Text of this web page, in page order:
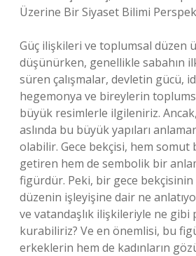
Üzerine Bir Siyaset Bilimi
Güç ilişkileri ve toplumsal düzen
düşünürken, genellikle sabahın
süren çalışmalar, devletin gücü,
hegemonya ve bireylerin
büyük resimlerle ilgileniriz.
aslında bu büyük yapıları
olabilir. Gece bekçisi, hem somut
getiren hem de sembolik bir
figürdür. Peki, bir gece
düzenin işleyişine dair ne
ve vatandaşlık ilişkileriyle ne
kurabiliriz? Ve en önemlisi, bu
erkeklerin hem de kadınların